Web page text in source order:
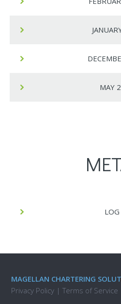
MAY
MAGELLAN CHARTERING
Privacy Policy | Terms of Service